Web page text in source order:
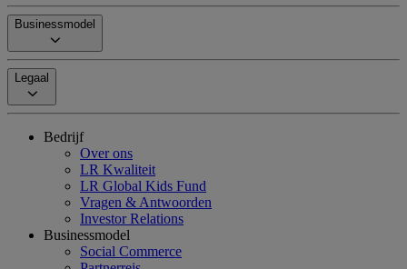
Businessmodel
Legaal
Bedrijf
Over ons
LR Kwaliteit
LR Global Kids Fund
Vragen & Antwoorden
Investor Relations
Businessmodel
Social Commerce